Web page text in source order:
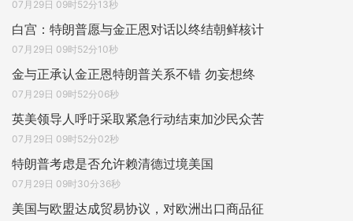
07月29日 09时52分13秒
白宫：特朗普愿与金正恩对话以终结朝鲜核计
07月29日 09时52分10秒
金与正承认金正恩特朗普关系不错 勿妄想终
07月29日 09时52分06秒
英美领导人呼吁采取紧急行动结束加沙民众苦
07月29日 09时52分02秒
特朗普考虑是否允许赖清德过境美国
07月29日 09时30分36秒
美国与欧盟达成贸易协议，对欧洲出口商品征